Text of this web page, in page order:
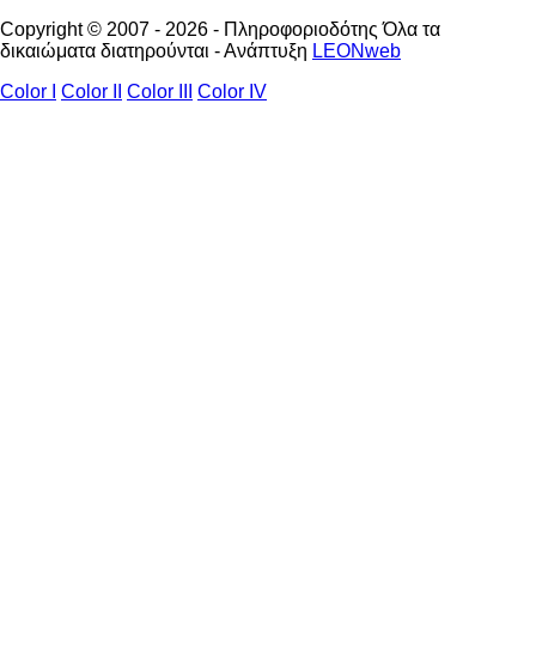
Copyright © 2007 - 2026 - Πληροφοριοδότης Όλα τα
δικαιώματα διατηρούνται - Ανάπτυξη LEONweb
Color I
Color II Color III Color IV